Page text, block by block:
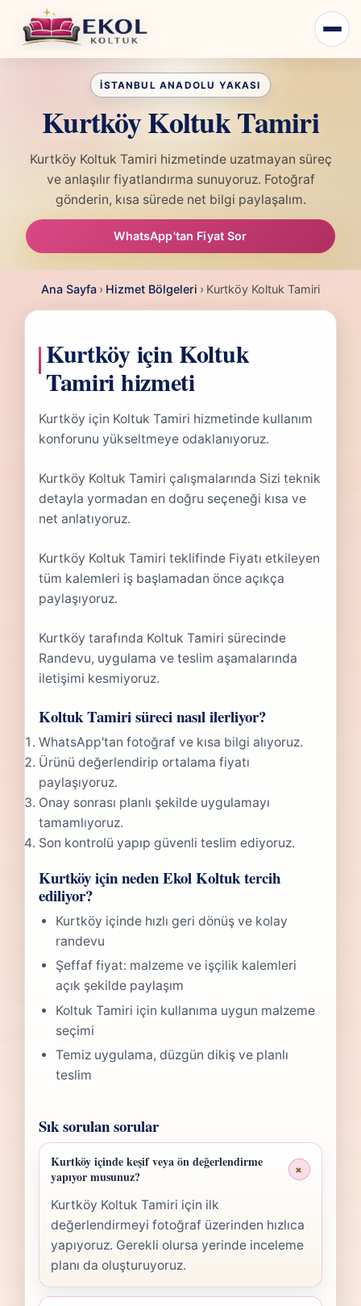
Kurtköy Koltuk Tamiri
Kurtköy Koltuk Tamiri hizmetinde uzatmayan süreç
ve anlaşılır fiyatlandırma sunuyoruz. Fotoğraf
gönderin, kısa sürede net bilgi paylaşalım.
WhatsApp'tan Fiyat Sor
Ana Sayfa › Hizmet Bölgeleri › Kurtköy Koltuk Tamiri
Kurtköy için Koltuk
Tamiri hizmeti
Kurtköy için Koltuk Tamiri hizmetinde kullanım
konforunu yükseltmeye odaklanıyoruz.
Kurtköy Koltuk Tamiri çalışmalarında Sizi teknik
detayla yormadan en doğru seçeneği kısa ve
net anlatıyoruz.
Kurtköy Koltuk Tamiri teklifinde Fiyatı etkileyen
tüm kalemleri iş başlamadan önce açıkça
paylaşıyoruz.
Kurtköy tarafında Koltuk Tamiri sürecinde
Randevu, uygulama ve teslim aşamalarında
iletişimi kesmiyoruz.
Koltuk Tamiri süreci nasıl ilerliyor?
WhatsApp'tan fotoğraf ve kısa bilgi alıyoruz.
Ürünü değerlendirip ortalama fiyatı
paylaşıyoruz.
Onay sonrası planlı şekilde uygulamayı
tamamlıyoruz.
Son kontrolü yapıp güvenli teslim ediyoruz.
Kurtköy için neden Ekol Koltuk tercih
ediliyor?
Kurtköy içinde hızlı geri dönüş ve kolay
randevu
Şeffaf fiyat: malzeme ve işçilik kalemleri
açık şekilde paylaşım
Koltuk Tamiri için kullanıma uygun malzeme
seçimi
Temiz uygulama, düzgün dikiş ve planlı
teslim
Sık sorulan sorular
Kurtköy içinde keşif veya ön değerlendirme
yapıyor musunuz?
+
Kurtköy Koltuk Tamiri için ilk
değerlendirmeyi fotoğraf üzerinden hızlıca
yapıyoruz. Gerekli olursa yerinde inceleme
planı da oluşturuyoruz.